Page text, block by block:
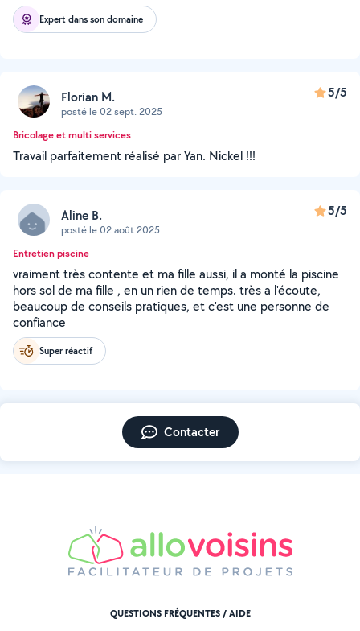
Expert dans son domaine
Florian M.
posté le 02 sept. 2025
5/5
Bricolage et multi services
Travail parfaitement réalisé par Yan. Nickel !!!
Aline B.
posté le 02 août 2025
5/5
Entretien piscine
vraiment très contente et ma fille aussi, il a monté la piscine
hors sol de ma fille , en un rien de temps. très a l'écoute,
beaucoup de conseils pratiques, et c'est une personne de
confiance
Super réactif
Contacter
QUESTIONS FRÉQUENTES / AIDE